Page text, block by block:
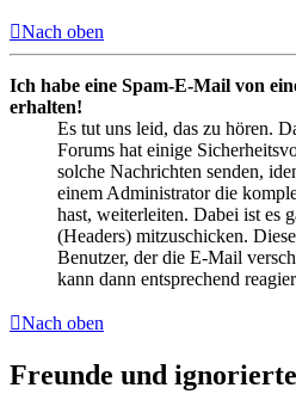
Nach oben
Ich habe eine Spam-E-Mail von
erhalten!
Es tut uns leid, das zu hören.
Forums hat einige
solche Nachrichten senden,
einem Administrator die
hast, weiterleiten. Dabei ist es
(Headers) mitzuschicken.
Benutzer, der die E-Mail
kann dann entsprechend
Nach oben
Freunde und